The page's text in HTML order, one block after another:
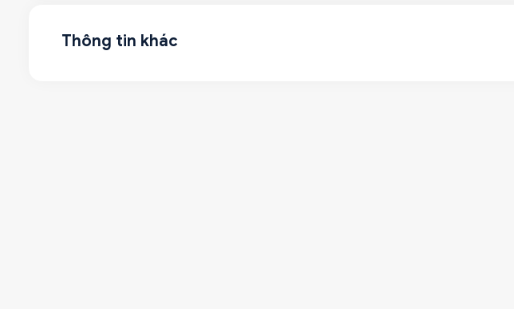
Thông tin khác